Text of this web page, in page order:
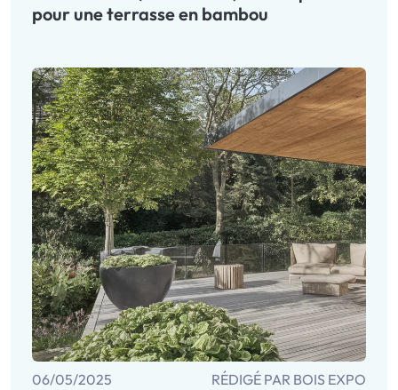
pour une terrasse en bambou
06/05/2025 RÉDIGÉ PAR BOIS EXPO